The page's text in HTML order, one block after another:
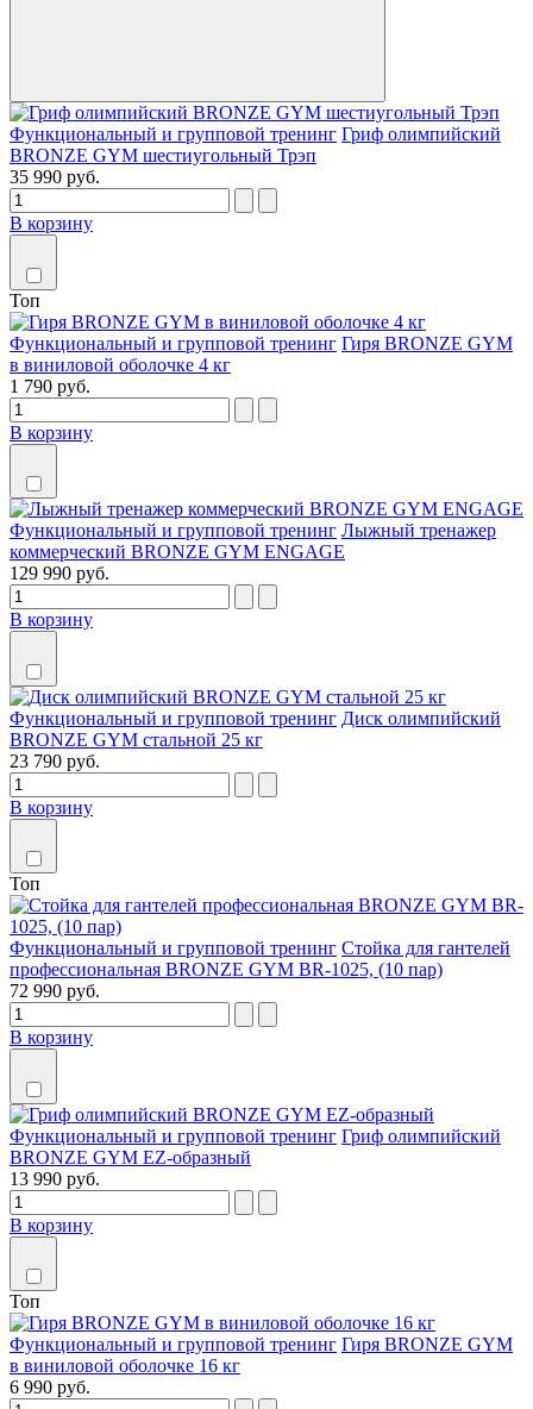
Функциональный и групповой тренинг Гриф олимпийский
BRONZE GYM шестиугольный Трэп
35 990 руб.
В корзину
Топ
Функциональный и групповой тренинг Гиря BRONZE GYM
в виниловой оболочке 4 кг
1 790 руб.
В корзину
Функциональный и групповой тренинг Лыжный тренажер
коммерческий BRONZE GYM ENGAGE
129 990 руб.
В корзину
Функциональный и групповой тренинг Диск олимпийский
BRONZE GYM стальной 25 кг
23 790 руб.
В корзину
Топ
Функциональный и групповой тренинг Стойка для гантелей
профессиональная BRONZE GYM BR-1025, (10 пар)
72 990 руб.
В корзину
Функциональный и групповой тренинг Гриф олимпийский
BRONZE GYM EZ-образный
13 990 руб.
В корзину
Топ
Функциональный и групповой тренинг Гиря BRONZE GYM
в виниловой оболочке 16 кг
6 990 руб.